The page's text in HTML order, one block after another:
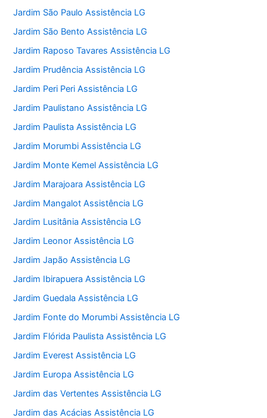
Jardim São Paulo Assistência LG
Jardim São Bento Assistência LG
Jardim Raposo Tavares Assistência LG
Jardim Prudência Assistência LG
Jardim Peri Peri Assistência LG
Jardim Paulistano Assistência LG
Jardim Paulista Assistência LG
Jardim Morumbi Assistência LG
Jardim Monte Kemel Assistência LG
Jardim Marajoara Assistência LG
Jardim Mangalot Assistência LG
Jardim Lusitânia Assistência LG
Jardim Leonor Assistência LG
Jardim Japão Assistência LG
Jardim Ibirapuera Assistência LG
Jardim Guedala Assistência LG
Jardim Fonte do Morumbi Assistência LG
Jardim Flórida Paulista Assistência LG
Jardim Everest Assistência LG
Jardim Europa Assistência LG
Jardim das Vertentes Assistência LG
Jardim das Acácias Assistência LG